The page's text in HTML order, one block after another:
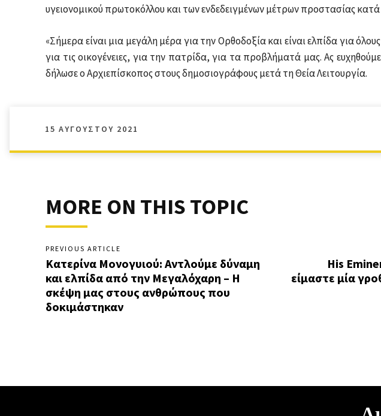
υγειονομικού πρωτοκόλλου και των ενδεδειγμένων μέτρων προστασίας
«Σήμερα είναι μια μεγάλη μέρα για την Ορθοδοξία και είναι ελπίδα για
για τις οικογένειες, για την πατρίδα, για τα προβλήματά μας. Ας
δήλωσε ο Αρχιεπίσκοπος στους δημοσιογράφους μετά τη Θεία Λειτουργία.
15 ΑΥΓΟΎΣΤΟΥ 2021
MORE ON THIS TOPIC
PREVIOUS ARTICLE
Κατερίνα Μονογυιού: Αντλούμε δύναμη
και ελπίδα από την Μεγαλόχαρη – Η
σκέψη μας στους ανθρώπους που
δοκιμάστηκαν
His
είμαστε μία